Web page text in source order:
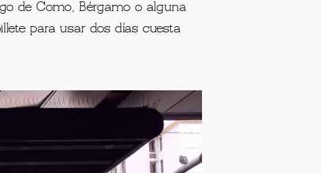
de Como, Bérgamo o alguna
para usar dos días cuesta